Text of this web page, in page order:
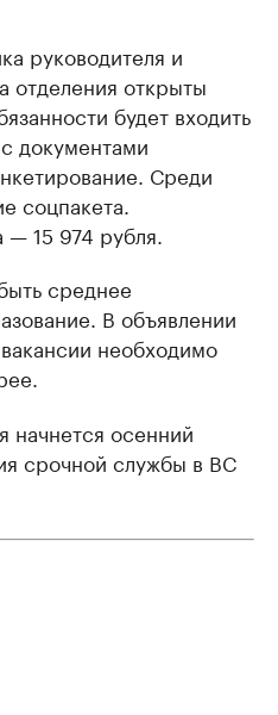
руководителя и
отделения открыты
будет входить
документами
Среди
соцпакета.
15 974 рубля.
среднее
В объявлении
необходимо
начнется осенний
срочной службы в ВС